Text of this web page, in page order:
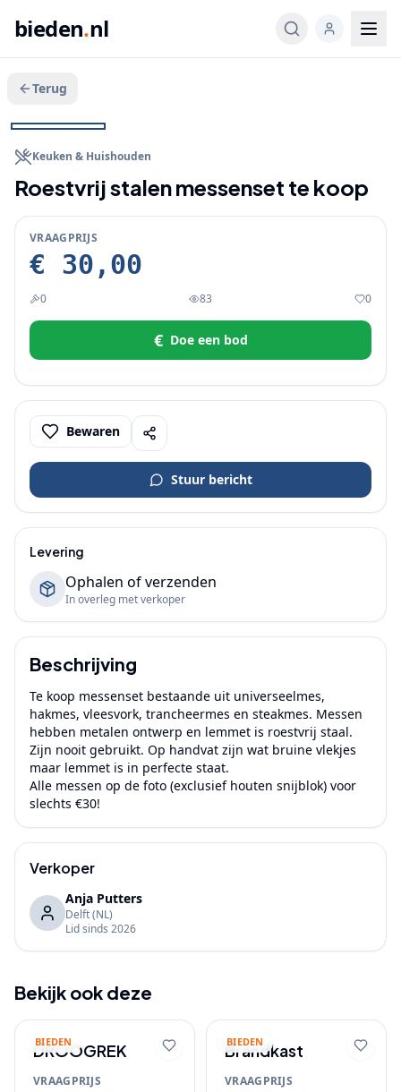
bieden.nl
Terug
Veeg voor meer
Keuken & Huishouden
Roestvrij stalen messenset te koop
VRAAGPRIJS
€ 30,00
0 83 0
€ Doe een bod
Bewaren
Stuur bericht
Levering
Ophalen of verzenden
In overleg met verkoper
Beschrijving
Te koop messenset bestaande uit universeelmes,
hakmes, vleesvork, trancheermes en steakmes. Messen
hebben metalen ontwerp en lemmet is roestvrij staal.
Zijn nooit gebruikt. Op handvat zijn wat bruine vlekjes
maar lemmet is in perfecte staat.
Alle messen op de foto (exclusief houten snijblok) voor
slechts €30!
Verkoper
Anja Putters
Delft(NL)
Lid sinds 2026
Bekijk ook deze
BIEDEN
DROOGREK
VRAAGPRIJS
BIEDEN
Brandkast
VRAAGPRIJS